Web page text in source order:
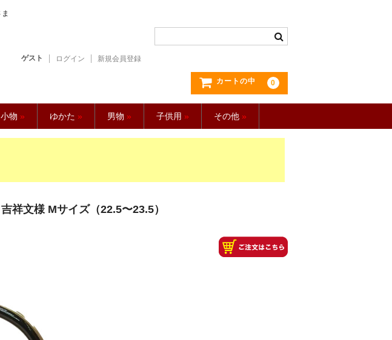
ゲスト ログイン 新規会員登録
カートの中 0
小物 » ゆかた » 男物 » 子供用 » その他 »
文様 Mサイズ（22.5〜23.5）